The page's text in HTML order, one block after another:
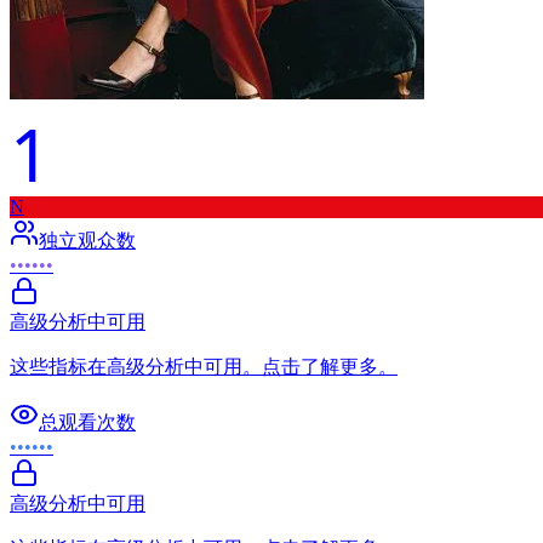
1
N
独立观众数
••••••
高级分析中可用
这些指标在高级分析中可用。点击了解更多。
总观看次数
••••••
高级分析中可用